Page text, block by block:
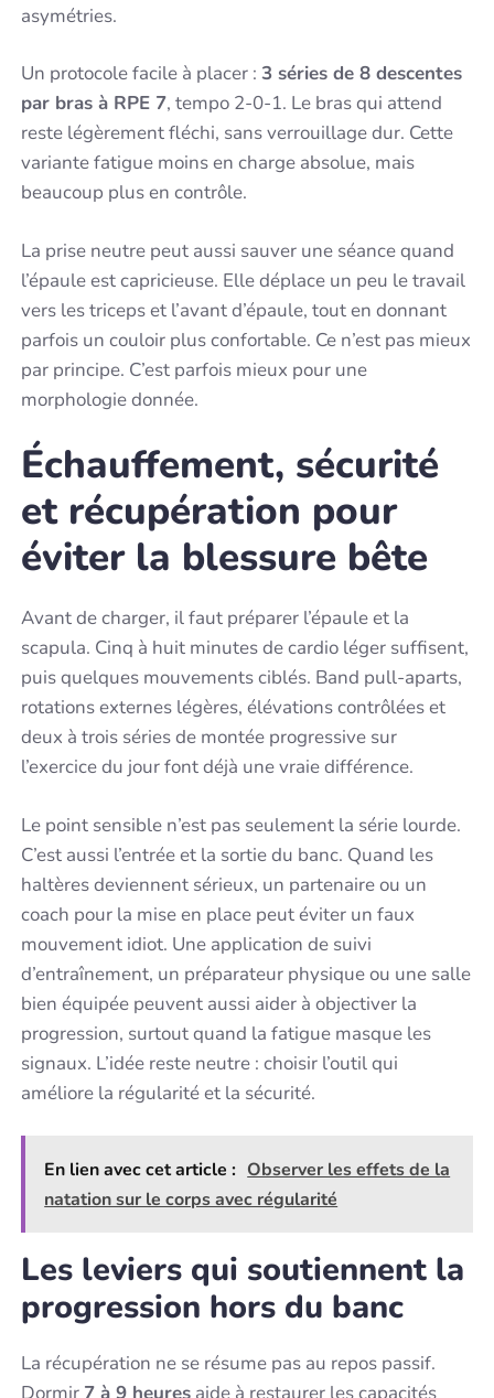
asymétries.
Un protocole facile à placer :3 séries de 8 descentes
par bras à RPE 7, tempo 2-0-1. Le bras qui attend
reste légèrement fléchi, sans verrouillage dur. Cette
variante fatigue moins en charge absolue, mais
beaucoup plus en contrôle.
La prise neutre peut aussi sauver une séance quand
l’épaule est capricieuse. Elle déplace un peu le travail
vers les triceps et l’avant d’épaule, tout en donnant
parfois un couloir plus confortable. Ce n’est pas mieux
par principe. C’est parfois mieux pour une
morphologie donnée.
Échauffement, sécurité
et récupération pour
éviter la blessure bête
Avant de charger, il faut préparer l’épaule et la
scapula. Cinq à huit minutes de cardio léger suffisent,
puis quelques mouvements ciblés. Band pull-aparts,
rotations externes légères, élévations contrôlées et
deux à trois séries de montée progressive sur
l’exercice du jour font déjà une vraie différence.
Le point sensible n’est pas seulement la série lourde.
C’est aussi l’entrée et la sortie du banc. Quand les
haltères deviennent sérieux, un partenaire ou un
coach pour la mise en place peut éviter un faux
mouvement idiot. Une application de suivi
d’entraînement, un préparateur physique ou une salle
bien équipée peuvent aussi aider à objectiver la
progression, surtout quand la fatigue masque les
signaux. L’idée reste neutre : choisir l’outil qui
améliore la régularité et la sécurité.
En lien avec cet article : Observer les effets de la
natation sur le corps avec régularité
Les leviers qui soutiennent la
progression hors du banc
La récupération ne se résume pas au repos passif.